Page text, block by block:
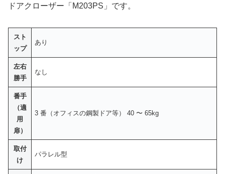
ドアクローザー「M203PS」です。
スト
ップ
あり
左右
勝手
なし
番手
（適
用
扉）
3 番（オフィスの鋼製ドア等） 40 〜 65kg
取付
け
パラレル型